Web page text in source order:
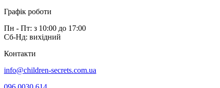
Графік роботи
Пн - Пт: з 10:00 до 17:00
Сб-Нд: вихідний
Контакти
info@children-secrets.com.ua